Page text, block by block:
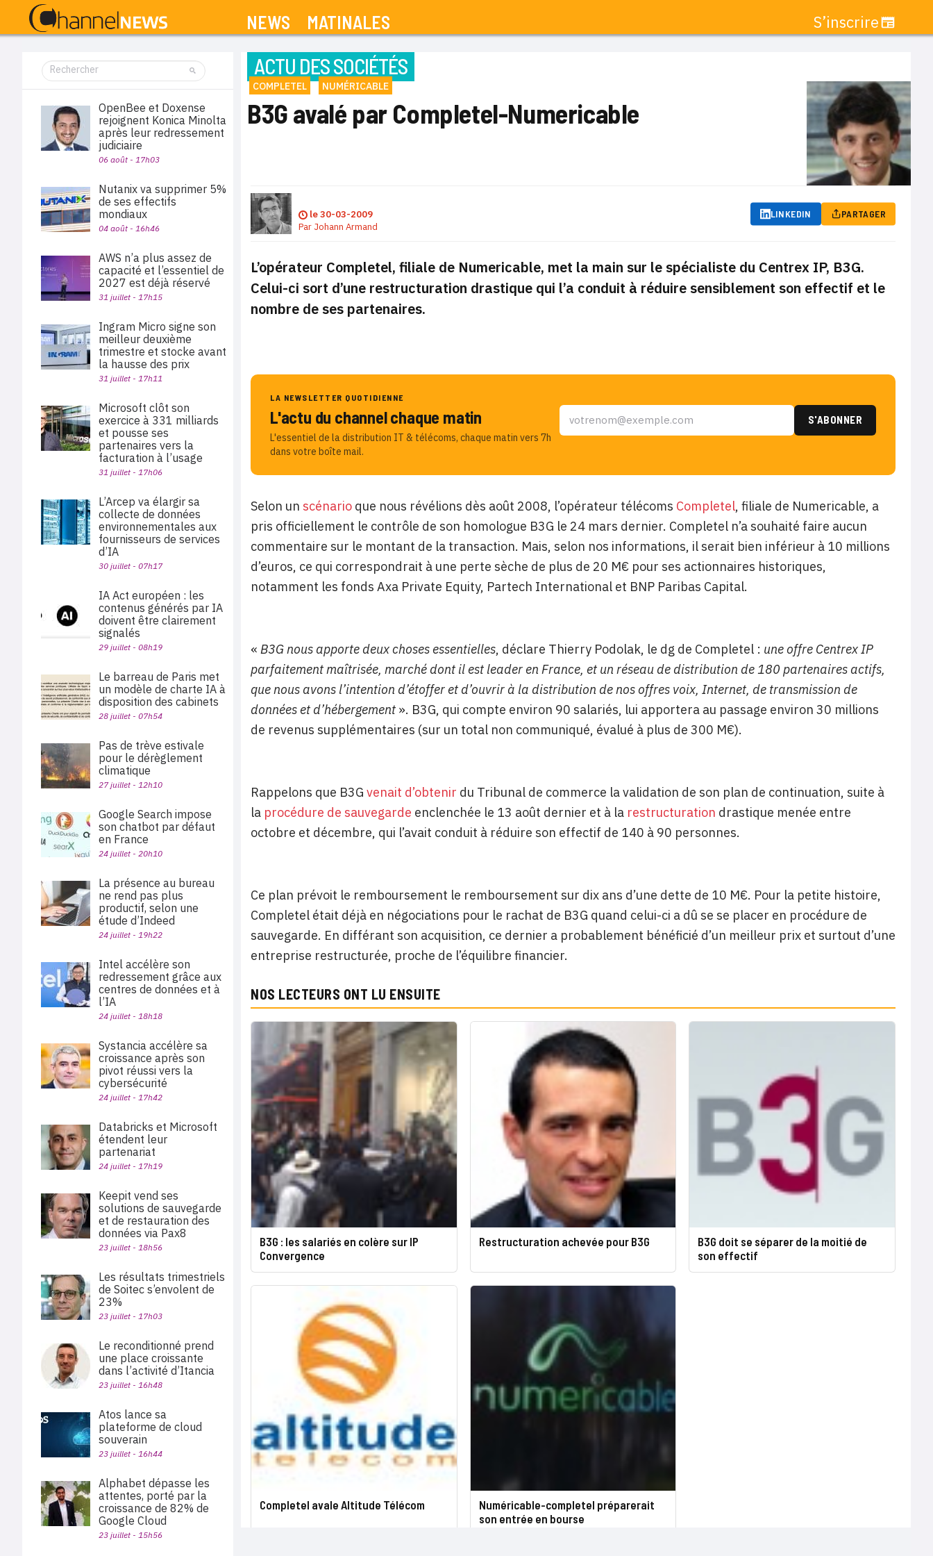
NEWS MATINALES S’inscrire
ACTU DES SOCIÉTÉS
COMPLETEL NUMÉRICABLE
B3G avalé par Completel-Numericable
le30-03-2009
Par Johann Armand
LINKEDIN PARTAGER
L’opérateur Completel, filiale de Numericable, met la main sur le spécialiste du Centrex IP, B3G.
Celui-ci sort d’une restructuration drastique qui l’a conduit à réduire sensiblement son effectif et le
nombre de ses partenaires.
LA NEWSLETTER QUOTIDIENNE
L'actu du channel chaque matin
L'essentiel de la distribution IT & télécoms, chaque matin vers 7h
dans votre boîte mail.
Selon un scénario que nous révélions dès août 2008, l’opérateur télécoms Completel, filiale de Numericable, a
pris officiellement le contrôle de son homologue B3G le 24 mars dernier. Completel n’a souhaité faire aucun
commentaire sur le montant de la transaction. Mais, selon nos informations, il serait bien inférieur à 10 millions
d’euros, ce qui correspondrait à une perte sèche de plus de 20 M€ pour ses actionnaires historiques,
notamment les fonds Axa Private Equity, Partech International et BNP Paribas Capital.
« B3G nous apporte deux choses essentielles, déclare Thierry Podolak, le dg de Completel : une offre Centrex IP
parfaitement maîtrisée, marché dont il est leader en France, et un réseau de distribution de 180 partenaires actifs,
que nous avons l’intention d’étoffer et d’ouvrir à la distribution de nos offres voix, Internet, de transmission de
données et d’hébergement ». B3G, qui compte environ 90 salariés, lui apportera au passage environ 30 millions
de revenus supplémentaires (sur un total non communiqué, évalué à plus de 300 M€).
Rappelons que B3G venait d’obtenir du Tribunal de commerce la validation de son plan de continuation, suite à
la procédure de sauvegarde enclenchée le 13 août dernier et à la restructuration drastique menée entre
octobre et décembre, qui l’avait conduit à réduire son effectif de 140 à 90 personnes.
Ce plan prévoit le remboursement le remboursement sur dix ans d’une dette de 10 M€. Pour la petite histoire,
Completel était déjà en négociations pour le rachat de B3G quand celui-ci a dû se se placer en procédure de
sauvegarde. En différant son acquisition, ce dernier a probablement bénéficié d’un meilleur prix et surtout d’une
entreprise restructurée, proche de l’équilibre financier.
NOS LECTEURS ONT LU ENSUITE
B3G : les salariés en colère sur IP
Convergence
Restructuration achevée pour B3G
B3G doit se séparer de la moitié de
son effectif
Completel avale Altitude Télécom
Numéricable-completel préparerait
son entrée en bourse
OpenBee et Doxense
rejoignent Konica Minolta
après leur redressement
judiciaire
06 août - 17h03
Nutanix va supprimer 5%
de ses effectifs
mondiaux
04 août - 16h46
AWS n’a plus assez de
capacité et l’essentiel de
2027 est déjà réservé
31 juillet - 17h15
Ingram Micro signe son
meilleur deuxième
trimestre et stocke avant
la hausse des prix
31 juillet - 17h11
Microsoft clôt son
exercice à 331 milliards
et pousse ses
partenaires vers la
facturation à l’usage
31 juillet - 17h06
L’Arcep va élargir sa
collecte de données
environnementales aux
fournisseurs de services
d’IA
30 juillet - 07h17
IA Act européen : les
contenus générés par IA
doivent être clairement
signalés
29 juillet - 08h19
Le barreau de Paris met
un modèle de charte IA à
disposition des cabinets
28 juillet - 07h54
Pas de trève estivale
pour le dérèglement
climatique
27 juillet - 12h10
Google Search impose
son chatbot par défaut
en France
24 juillet - 20h10
La présence au bureau
ne rend pas plus
productif, selon une
étude d’Indeed
24 juillet - 19h22
Intel accélère son
redressement grâce aux
centres de données et à
l’IA
24 juillet - 18h18
Systancia accélère sa
croissance après son
pivot réussi vers la
cybersécurité
24 juillet - 17h42
Databricks et Microsoft
étendent leur
partenariat
24 juillet - 17h19
Keepit vend ses
solutions de sauvegarde
et de restauration des
données via Pax8
23 juillet - 18h56
Les résultats trimestriels
de Soitec s’envolent de
23%
23 juillet - 17h03
Le reconditionné prend
une place croissante
dans l’activité d’Itancia
23 juillet - 16h48
Atos lance sa
plateforme de cloud
souverain
23 juillet - 16h44
Alphabet dépasse les
attentes, porté par la
croissance de 82% de
Google Cloud
23 juillet - 15h56